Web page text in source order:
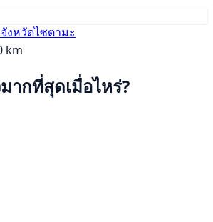
งหวัดไซตามะ
km
ากที่สุดเมื่อไหร่?